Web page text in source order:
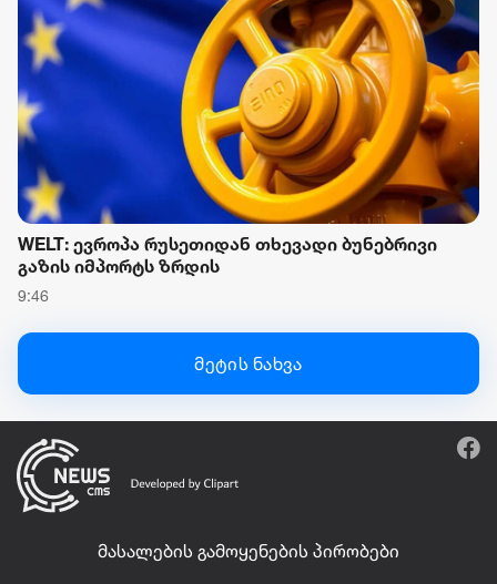
WELT: ევროპა რუსეთიდან თხევადი ბუნებრივი
გაზის იმპორტს ზრდის
9:46
მეტის ნახვა
მასალების გამოყენების პირობები